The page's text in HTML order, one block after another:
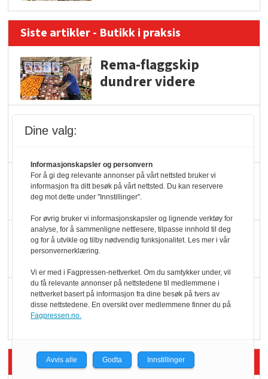
Siste artikler - Butikk i praksis
Rema-flaggskip
dundrer videre
Færre varer, men fulle
hyller
KI lager mat i butikken
Q passerte 1 milliard i
Rema i 2025
Siste artikler - Økologisk
Dine valg:
Informasjonskapsler og personvern
For å gi deg relevante annonser på vårt nettsted bruker vi
informasjon fra ditt besøk på vårt nettsted. Du kan reservere
deg mot dette under "Innstillinger".
For øvrig bruker vi informasjonskapsler og lignende verktøy for
analyse, for å sammenligne nettlesere, tilpasse innhold til deg
og for å utvikle og tilby nødvendig funksjonalitet. Les mer i vår
personvernerklæring.
Vi er med i Fagpressen-nettverket. Om du samtykker under, vil
du få relevante annonser på nettstedene til medlemmene i
nettverket basert på informasjon fra dine besøk på tvers av
disse nettstedene. En oversikt over medlemmene finner du på
Fagpressen.no.
Avvis alle Godta Innstillinger